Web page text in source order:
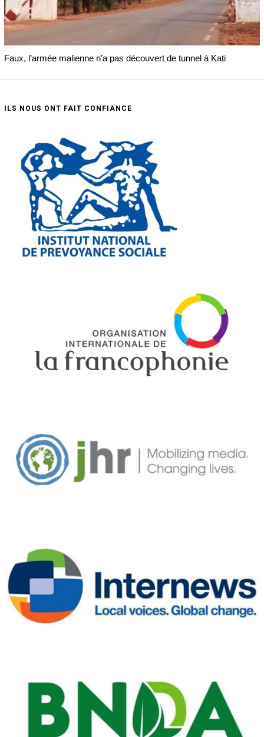
Faux, l’armée malienne n’a pas découvert de tunnel à Kati
ILS NOUS ONT FAIT CONFIANCE